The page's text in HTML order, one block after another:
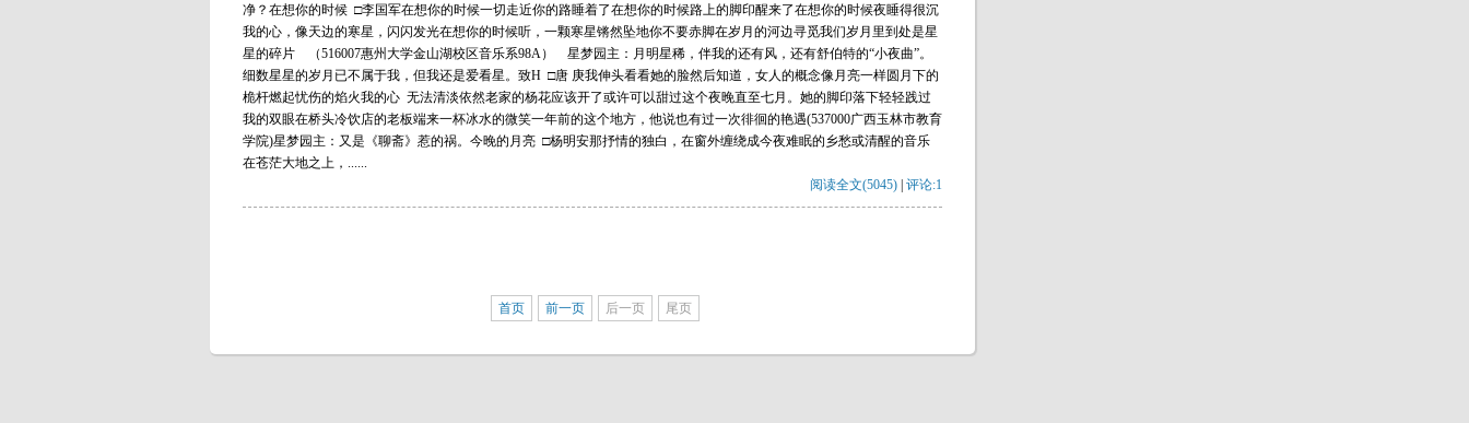
净？在想你的时候 □李国军在想你的时候一切走近你的路睡着了在想你的时候路上的脚印醒来了在想你的时候夜睡得很沉
我的心，像天边的寒星，闪闪发光在想你的时候听，一颗寒星锵然坠地你不要赤脚在岁月的河边寻觅我们岁月里到处是星
星的碎片 （516007惠州大学金山湖校区音乐系98A） 星梦园主：月明星稀，伴我的还有风，还有舒伯特的“小夜曲”。
细数星星的岁月已不属于我，但我还是爱看星。致H □唐 庚我伸头看看她的脸然后知道，女人的概念像月亮一样圆月下的
桅杆燃起忧伤的焰火我的心 无法清淡依然老家的杨花应该开了或许可以甜过这个夜晚直至七月。她的脚印落下轻轻践过
我的双眼在桥头冷饮店的老板端来一杯冰水的微笑一年前的这个地方，他说也有过一次徘徊的艳遇(537000广西玉林市教育
学院)星梦园主：又是《聊斋》惹的祸。今晚的月亮 □杨明安那抒情的独白，在窗外缠绕成今夜难眠的乡愁或清醒的音乐
在苍茫大地之上，......
阅读全文(5045) 评论:1
首页 前一页 后一页 尾页